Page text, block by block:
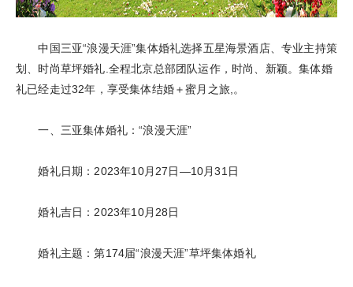
中国三亚“浪漫天涯”集体婚礼选择五星海景酒店、专业主持策
划、时尚草坪婚礼.全程北京总部团队运作，时尚、新颖。集体婚
礼已经走过32年，享受集体结婚＋蜜月之旅,。
一、三亚集体婚礼：“浪漫天涯”
婚礼日期：2023年10月27日—10月31日
婚礼吉日：2023年10月28日
婚礼主题：第174届“浪漫天涯”草坪集体婚礼